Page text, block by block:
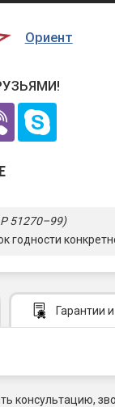
Ориент
51270–99)
годности
Гарантии
консультацию,